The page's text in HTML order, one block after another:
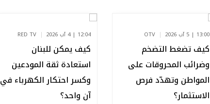
13:00 | 5 آب 2026 OTV
كيف تضغط التضخم
وضرائب المحروقات على
المواطن وتهدّد فرص
الاستثمار؟
12:04 | 4 آب 2026 RED TV
كيف يمكن للبنان
استعادة ثقة المودعين
وكسر احتكار الكهرباء في
آن واحد؟